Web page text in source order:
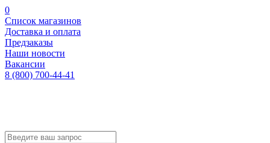
0
Список магазинов
Доставка и оплата
Предзаказы
Наши новости
Вакансии
8 (800) 700-44-41